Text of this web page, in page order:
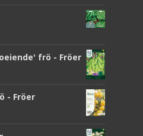
frö - Fröer
- Fröer